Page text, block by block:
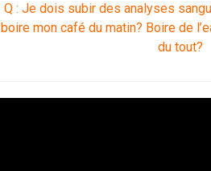
Q : Je dois subir des analyses
boire mon café du matin? Boire de
du tout?